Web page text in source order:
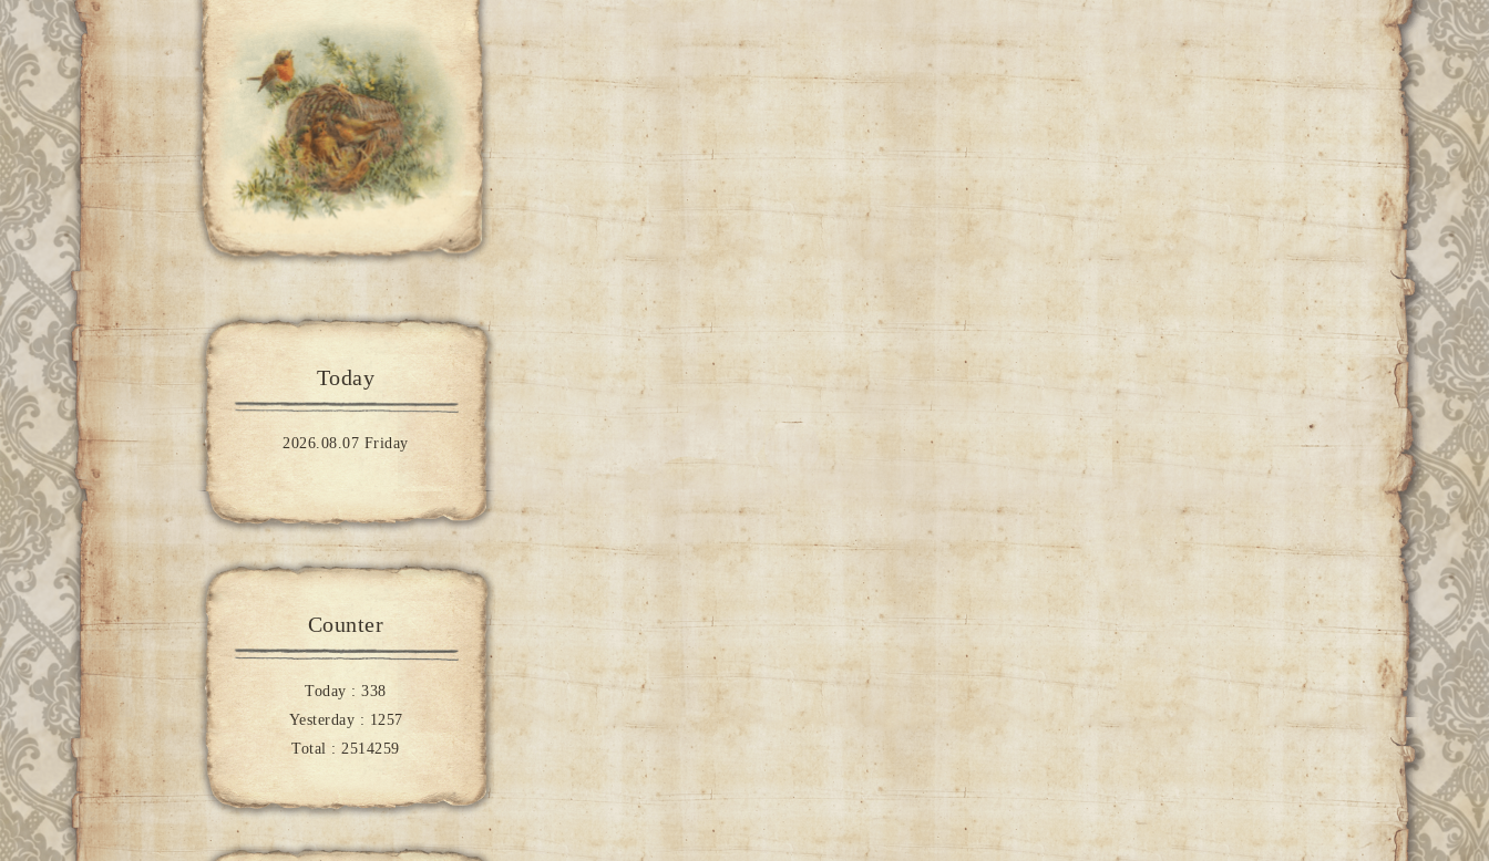
Today
2026.08.07 Friday
Counter
Today :338
Yesterday : 1257
Total : 2514259